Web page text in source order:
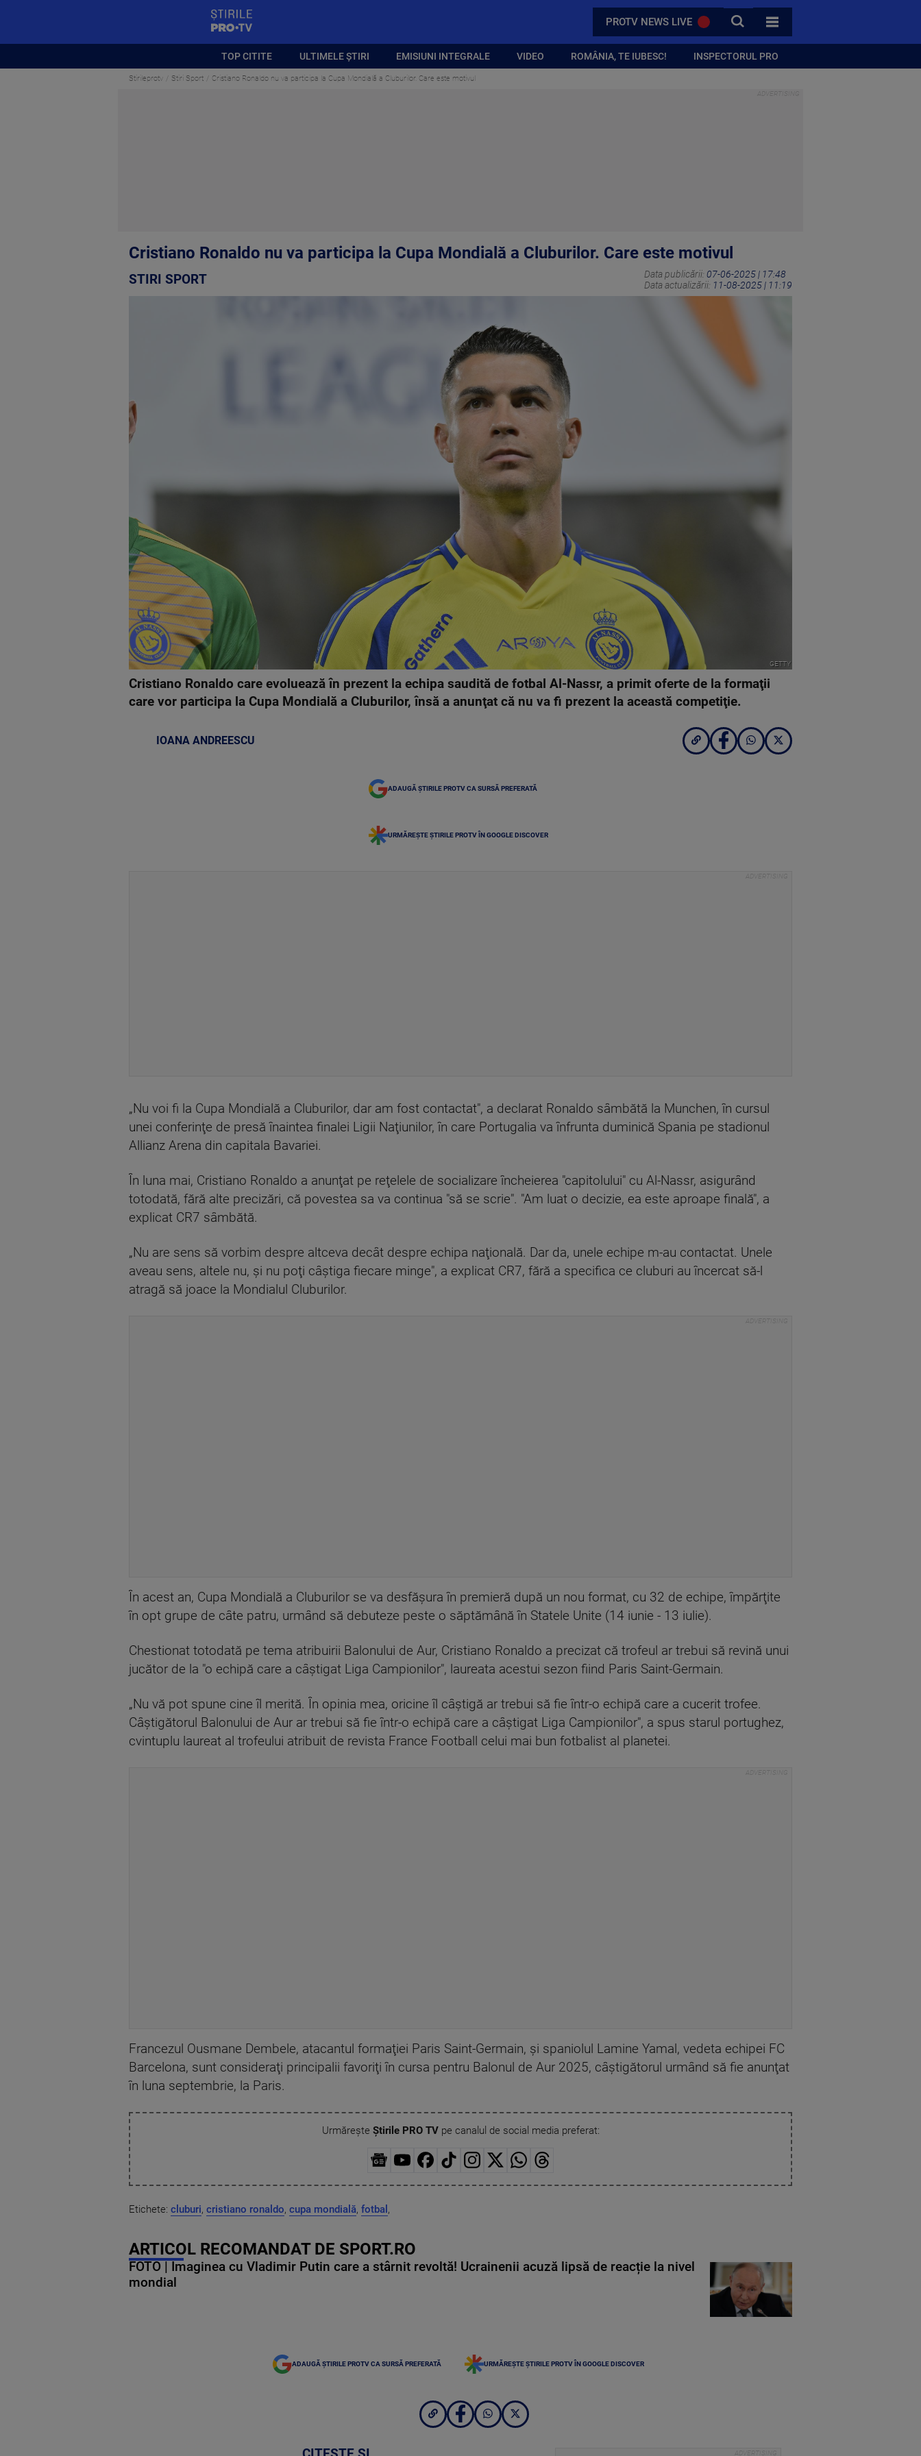
PROTV NEWS LIVE CAUTA
TOATE CATEGORIILE
TOP CITITE ULTIMELE ȘTIRI EMISIUNI INTEGRALE VIDEO ROMÂNIA, TE IUBESC! INSPECTORUL PRO
Stirileprotv Stiri Sport Cristiano Ronaldo nu va participa la Cupa Mondială a Cluburilor. Care este motivul
Cristiano Ronaldo nu va participa la Cupa Mondială a Cluburilor. Care este motivul
STIRI SPORT Data publicării: 07-06-2025 | 17:48
Data actualizării: 11-08-2025 | 11:19
GETTY
Cristiano Ronaldo care evoluează în prezent la echipa saudită de fotbal Al-Nassr, a primit oferte de la formaţii
care vor participa la Cupa Mondială a Cluburilor, însă a anunţat că nu va fi prezent la această competiţie.
IOANA ANDREESCU
ADAUGĂ ȘTIRILE PROTV CA SURSĂ PREFERATĂ
URMĂREȘTE ȘTIRILE PROTV ÎN GOOGLE DISCOVER
„Nu voi fi la Cupa Mondială a Cluburilor, dar am fost contactat", a declarat Ronaldo sâmbătă la Munchen, în cursul
unei conferinţe de presă înaintea finalei Ligii Naţiunilor, în care Portugalia va înfrunta duminică Spania pe stadionul
Allianz Arena din capitala Bavariei.
În luna mai, Cristiano Ronaldo a anunţat pe reţelele de socializare încheierea "capitolului" cu Al-Nassr, asigurând
totodată, fără alte precizări, că povestea sa va continua "să se scrie". "Am luat o decizie, ea este aproape finală", a
explicat CR7 sâmbătă.
„Nu are sens să vorbim despre altceva decât despre echipa naţională. Dar da, unele echipe m-au contactat. Unele
aveau sens, altele nu, şi nu poţi câştiga fiecare minge", a explicat CR7, fără a specifica ce cluburi au încercat să-l
atragă să joace la Mondialul Cluburilor.
În acest an, Cupa Mondială a Cluburilor se va desfăşura în premieră după un nou format, cu 32 de echipe, împărţite
în opt grupe de câte patru, urmând să debuteze peste o săptămână în Statele Unite (14 iunie - 13 iulie).
Chestionat totodată pe tema atribuirii Balonului de Aur, Cristiano Ronaldo a precizat că trofeul ar trebui să revină unui
jucător de la "o echipă care a câştigat Liga Campionilor", laureata acestui sezon fiind Paris Saint-Germain.
„Nu vă pot spune cine îl merită. În opinia mea, oricine îl câştigă ar trebui să fie într-o echipă care a cucerit trofee.
Câştigătorul Balonului de Aur ar trebui să fie într-o echipă care a câştigat Liga Campionilor", a spus starul portughez,
cvintuplu laureat al trofeului atribuit de revista France Football celui mai bun fotbalist al planetei.
Francezul Ousmane Dembele, atacantul formaţiei Paris Saint-Germain, şi spaniolul Lamine Yamal, vedeta echipei FC
Barcelona, sunt consideraţi principalii favoriţi în cursa pentru Balonul de Aur 2025, câştigătorul urmând să fie anunţat
în luna septembrie, la Paris.
Urmărește Știrile PRO TVpe canalul de social media preferat:
Etichete: cluburi, cristiano ronaldo, cupa mondială, fotbal ,
ARTICOL RECOMANDAT DE SPORT.RO
FOTO | Imaginea cu Vladimir Putin care a stârnit revoltă! Ucrainenii acuză lipsă de reacție la nivel
mondial
ADAUGĂ ȘTIRILE PROTV CA SURSĂ PREFERATĂ URMĂREȘTE ȘTIRILE PROTV ÎN GOOGLE DISCOVER